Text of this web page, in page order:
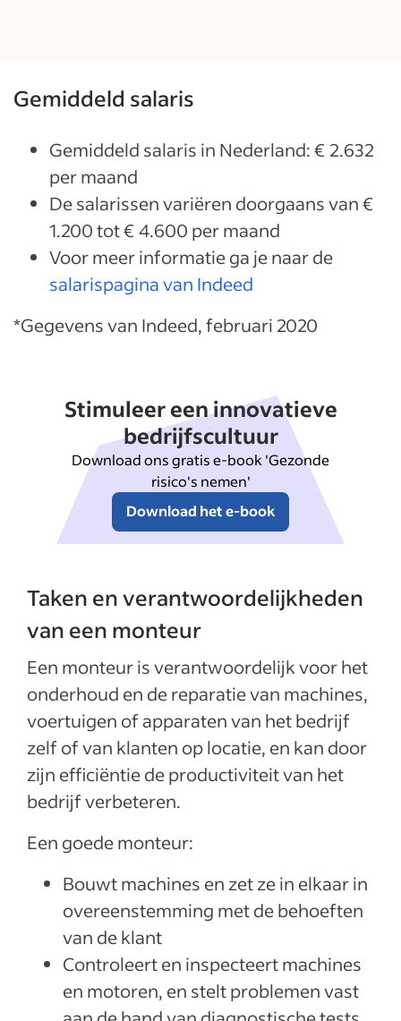
Gemiddeld salaris
Gemiddeld salaris in Nederland: € 2.632
per maand
De salarissen variëren doorgaans van €
1.200 tot € 4.600 per maand
Voor meer informatie ga je naar de
salarispagina van Indeed
*Gegevens van Indeed, februari 2020
Stimuleer een innovatieve
bedrijfscultuur
Download ons gratis e-book 'Gezonde
risico's nemen'
Download het e-book
Taken en verantwoordelijkheden
van een monteur
Een monteur is verantwoordelijk voor het
onderhoud en de reparatie van machines,
voertuigen of apparaten van het bedrijf
zelf of van klanten op locatie, en kan door
zijn efficiëntie de productiviteit van het
bedrijf verbeteren.
Een goede monteur:
Bouwt machines en zet ze in elkaar in
overeenstemming met de behoeften
van de klant
Controleert en inspecteert machines
en motoren, en stelt problemen vast